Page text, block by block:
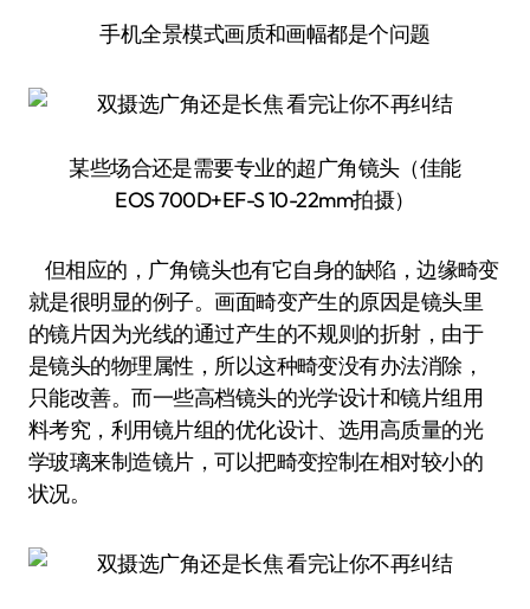
手机全景模式画质和画幅都是个问题
某些场合还是需要专业的超广角镜头（佳能
EOS 700D+EF-S 10-22mm拍摄）
但相应的，广角镜头也有它自身的缺陷，边缘畸变
就是很明显的例子。画面畸变产生的原因是镜头里
的镜片因为光线的通过产生的不规则的折射，由于
是镜头的物理属性，所以这种畸变没有办法消除，
只能改善。而一些高档镜头的光学设计和镜片组用
料考究，利用镜片组的优化设计、选用高质量的光
学玻璃来制造镜片，可以把畸变控制在相对较小的
状况。